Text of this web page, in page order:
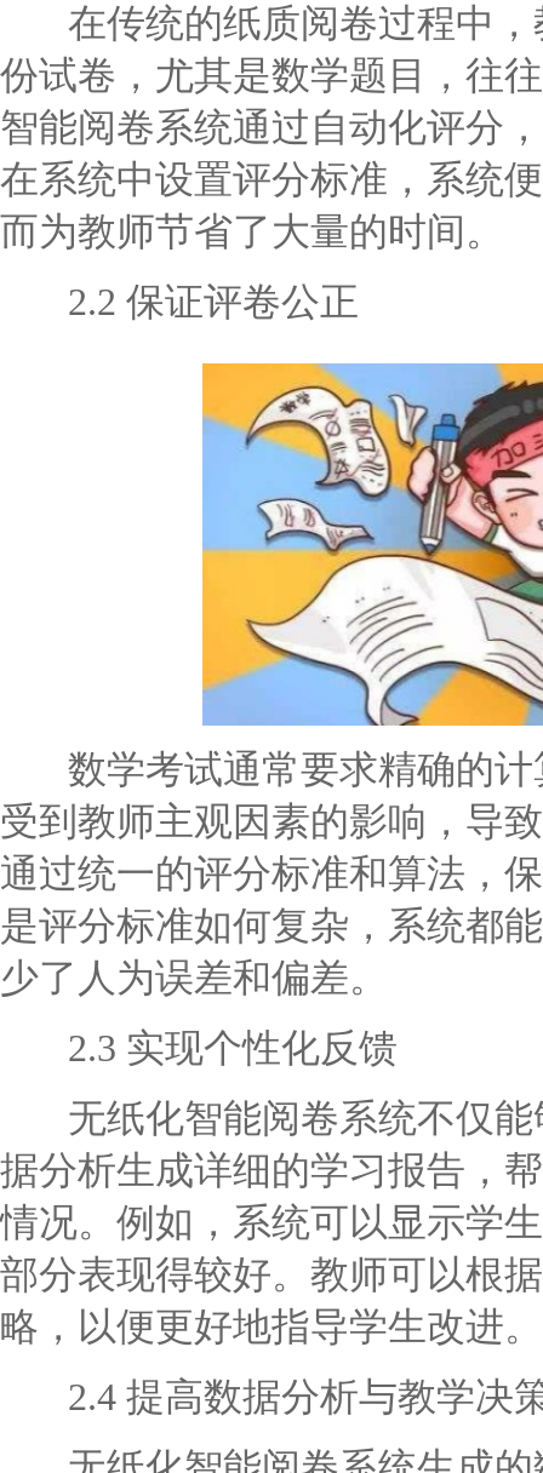
在传统的纸质阅卷过程中，
份试卷，尤其是数学题目，往
智能阅卷系统通过自动化评分
在系统中设置评分标准，系统
而为教师节省了大量的时间。
2.2 保证评卷公正
数学考试通常要求精确的计
受到教师主观因素的影响，导
通过统一的评分标准和算法，
是评分标准如何复杂，系统都
少了人为误差和偏差。
2.3 实现个性化反馈
无纸化智能阅卷系统不仅能
据分析生成详细的学习报告，
情况。例如，系统可以显示学
部分表现得较好。教师可以根
略，以便更好地指导学生改进。
2.4 提高数据分析与教学决